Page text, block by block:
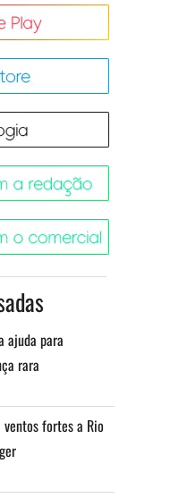
ajuda para
rara
fortes a Rio